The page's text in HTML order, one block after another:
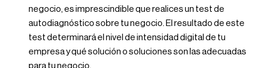
negocio, es imprescindible que realices un test de
autodiagnóstico sobre tu negocio. El resultado de este
test determinará el nivel de intensidad digital de tu
empresa y qué solución o soluciones son las adecuadas
para tu negocio.